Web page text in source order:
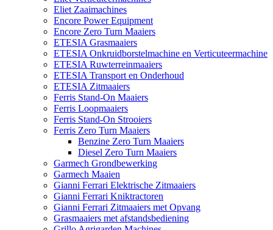
Eliet Zaaimachines
Encore Power Equipment
Encore Zero Turn Maaiers
ETESIA Grasmaaiers
ETESIA Onkruidborstelmachine en Verticuteermachine
ETESIA Ruwterreinmaaiers
ETESIA Transport en Onderhoud
ETESIA Zitmaaiers
Ferris Stand-On Maaiers
Ferris Loopmaaiers
Ferris Stand-On Strooiers
Ferris Zero Turn Maaiers
Benzine Zero Turn Maaiers
Diesel Zero Turn Maaiers
Garmech Grondbewerking
Garmech Maaien
Gianni Ferrari Elektrische Zitmaaiers
Gianni Ferrari Kniktractoren
Gianni Ferrari Zitmaaiers met Opvang
Grasmaaiers met afstandsbediening